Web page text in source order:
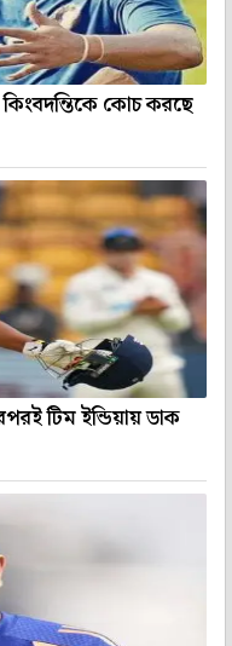
কোচ করছে
টিম ইন্ডিয়ায় ডাক